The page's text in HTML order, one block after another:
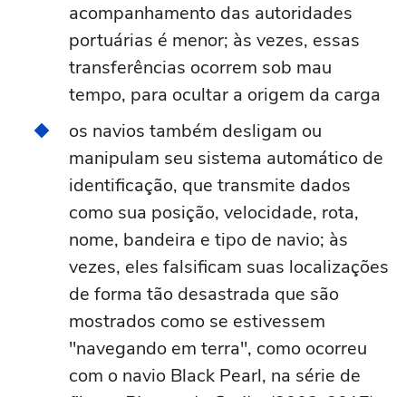
acompanhamento das autoridades
portuárias é menor; às vezes, essas
transferências ocorrem sob mau
tempo, para ocultar a origem da carga
os navios também desligam ou
manipulam seu sistema automático de
identificação, que transmite dados
como sua posição, velocidade, rota,
nome, bandeira e tipo de navio; às
vezes, eles falsificam suas localizações
de forma tão desastrada que são
mostrados como se estivessem
"navegando em terra", como ocorreu
com o navio Black Pearl, na série de